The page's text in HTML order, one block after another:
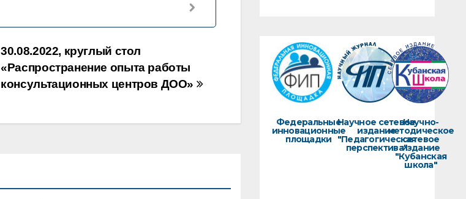
30.08.2022, круглый стол
«Распространение опыта работы
консультационных центров ДОО»
Федеральные
инновационные
площадки
Научное сетевое
издание
"Педагогическая
перспектива"
Научно-
методическое
сетевое
издание
"Кубанская
школа"